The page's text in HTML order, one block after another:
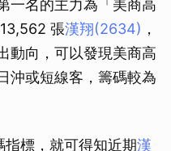
一名的主力為「美商高
張漢翔(2634) ，
動向，可以發現美商高
沖或短線客，籌碼較為
指標，就可得知近期漢